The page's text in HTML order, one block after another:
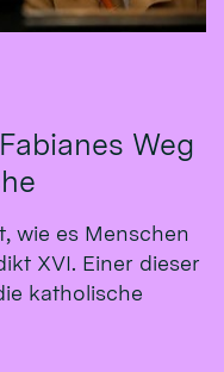
Weg
wie es Menschen
XVI. Einer dieser
katholische